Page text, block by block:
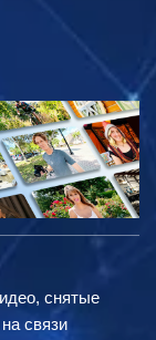
снятые
связи